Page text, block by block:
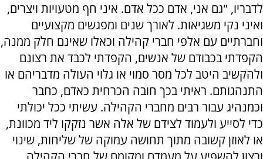
לדבריו, "גם אני, אדם ככל אדם. איני חף מטעויות ויצרים,
ואיני נקי משגיאות. לאורך שנים ומפגשים מקצועיים
וחברתיים עם אלפי חברי קהילה וכאלו שאינם חלק ממנה,
הקפדתי בכבודם של אנשים, הקפדתי לכבד את רצונם
ולהקשיב היטב לכל מסר סמוי או גלוי העולה מדבריהם או
התנהגותם. ראיתי בכך חובה הכרחית כאדם, כחבר
וכמנהיג עבור רבים מחברי הקהילה. עשיתי ככל יכולתי
כדי לסייע ולעמוד לצידם של אלה אשר נזקקו ליד מכוונת,
או לאוזן קשובה מתוך תחושה עמוקה של שליחות, שינוי